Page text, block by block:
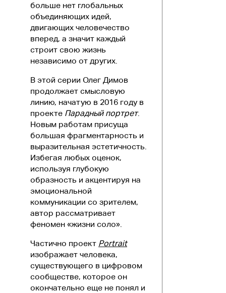
больше нет глобальных
объединяющих идей,
двигающих человечество
вперед, а значит каждый
строит свою жизнь
независимо от других.
В этой серии Олег Димов
продолжает смысловую
линию, начатую в 2016 году в
проекте Парадный портрет.
Новым работам присуща
большая фрагментарность и
выразительная эстетичность.
Избегая любых оценок,
используя глубокую
образность и акцентируя на
эмоциональной
коммуникации со зрителем,
автор рассматривает
феномен «жизни соло».
Частично проект Portrait
изображает человека,
существующего в цифровом
сообществе, которое он
окончательно еще не понял и